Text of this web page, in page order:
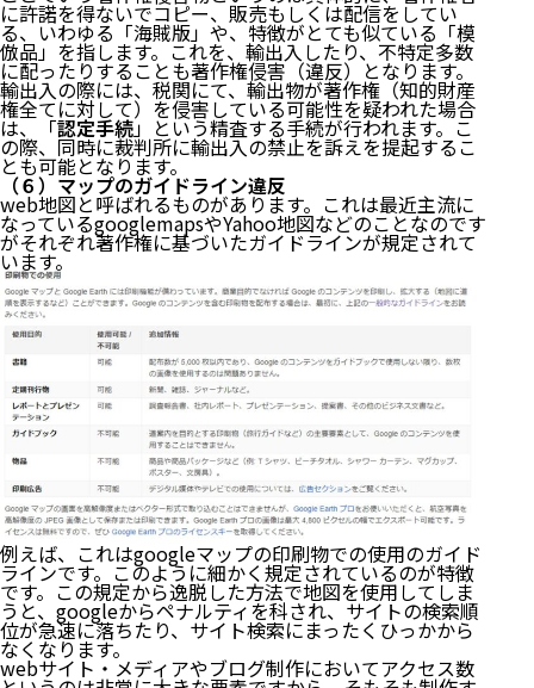
に許諾を得ないでコピー、販売もしくは配信をしてい
る、いわゆる「海賊版」や、特徴がとても似ている「模
倣品」を指します。これを、輸出入したり、不特定多数
に配ったりすることも著作権侵害（違反）となります。
輸出入の際には、税関にて、輸出物が著作権（知的財産
権全てに対して）を侵害している可能性を疑われた場合
は、「認定手続」という精査する手続が行われます。こ
の際、同時に裁判所に輸出入の禁止を訴えを提起するこ
とも可能となります。
（６）マップのガイドライン違反
web地図と呼ばれるものがあります。これは最近主流に
なっているgooglemapsやYahoo地図などのことなのです
がそれぞれ著作権に基づいたガイドラインが規定されて
います。
例えば、これはgoogleマップの印刷物での使用のガイド
ラインです。このように細かく規定されているのが特徴
です。この規定から逸脱した方法で地図を使用してしま
うと、googleからペナルティを科され、サイトの検索順
位が急速に落ちたり、サイト検索にまったくひっかから
なくなります。
webサイト・メディアやブログ制作においてアクセス数